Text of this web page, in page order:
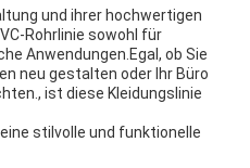
und ihrer hochwertigen
Rohrlinie sowohl für
Anwendungen.Egal, ob Sie
neu gestalten oder Ihr Büro
ist diese Kleidungslinie
stilvolle und funktionelle